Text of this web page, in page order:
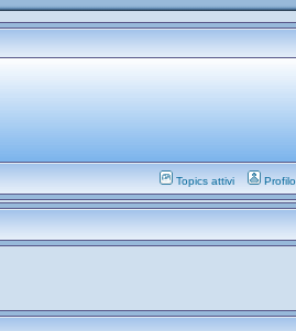
Topics attivi Profilo